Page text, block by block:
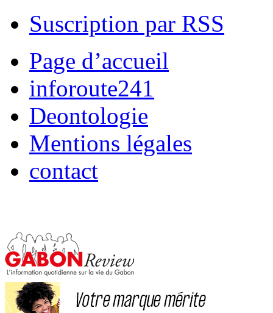
Suscription par RSS
Page d’accueil
inforoute241
Deontologie
Mentions légales
contact